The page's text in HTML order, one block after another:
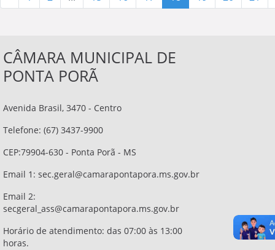
CÂMARA MUNICIPAL DE
PONTA PORÃ
Avenida Brasil, 3470 - Centro
Telefone: (67) 3437-9900
CEP:79904-630 - Ponta Porã - MS
Email 1: sec.geral@camarapontapora.ms.gov.br
Email 2:
secgeral_ass@camarapontapora.ms.gov.br
Horário de atendimento: das 07:00 às 13:00
horas.